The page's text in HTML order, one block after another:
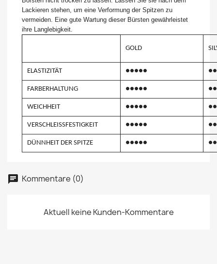
Lackieren stehen, um eine Verformung der Spitzen zu
vermeiden. Eine gute Wartung dieser Bürsten gewährleistet
ihre Langlebigkeit.
GOLD
ELASTIZITÄT ●●●●●
FARBERHALTUNG ●●●●●
WEICHHEIT ●●●●●
VERSCHLEISSFESTIGKEIT ●●●●●
DÜNNHEIT DER SPITZE ●●●●●
Kommentare (0)
Aktuell keine Kunden-Kommentare